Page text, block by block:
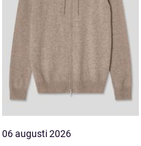
06 augusti 2026